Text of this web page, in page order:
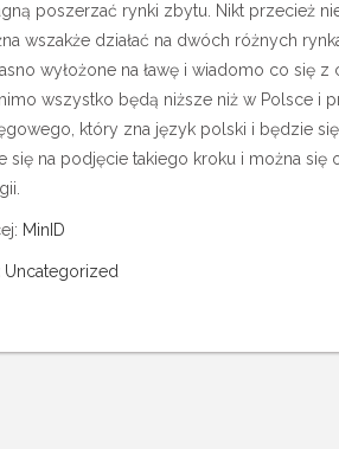
poszerzać rynki zbytu. Nikt przecież
wszakże działać na dwóch różnych
wyłożone na ławę i wiadomo co się
wszystko będą niższe niż w Polsce i
który zna język polski i będzie
się na podjęcie takiego kroku i można się
MinID
Uncategorized